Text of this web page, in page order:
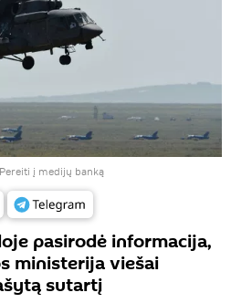
Pereiti į medijų banką
pasirodė informacija,
ministerija viešai
sutartį